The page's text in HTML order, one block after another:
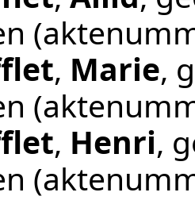
, Marie,
, Henri,